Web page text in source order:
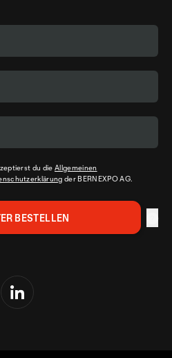
du dieAllgemeinen
der BERNEXPO AG.